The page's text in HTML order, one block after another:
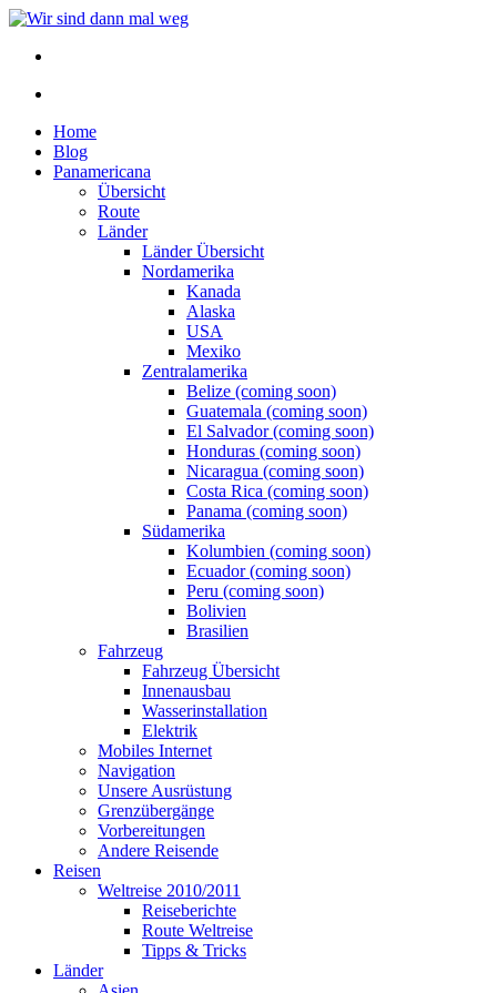
Home
Blog
Panamericana
Übersicht
Route
Länder
Länder Übersicht
Nordamerika
Kanada
Alaska
USA
Mexiko
Zentralamerika
Belize (coming soon)
Guatemala (coming soon)
El Salvador (coming soon)
Honduras (coming soon)
Nicaragua (coming soon)
Costa Rica (coming soon)
Panama (coming soon)
Südamerika
Kolumbien (coming soon)
Ecuador (coming soon)
Peru (coming soon)
Bolivien
Brasilien
Fahrzeug
Fahrzeug Übersicht
Innenausbau
Wasserinstallation
Elektrik
Mobiles Internet
Navigation
Unsere Ausrüstung
Grenzübergänge
Vorbereitungen
Andere Reisende
Reisen
Weltreise 2010/2011
Reiseberichte
Route Weltreise
Tipps & Tricks
Länder